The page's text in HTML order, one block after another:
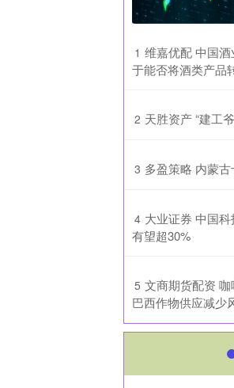
1 维嘉优配 中国
于能否将酒类产品
2 天胜资产 “建工
3 多盈策略 内蒙
4 大业证券 中国科
有望超30%
5 文商期货配资
巴西作物供应减少